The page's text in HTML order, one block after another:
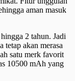
aman masuk
2 tahun. Jadi
tetap akan merasa
satu merk favorit
10500 mAh yang